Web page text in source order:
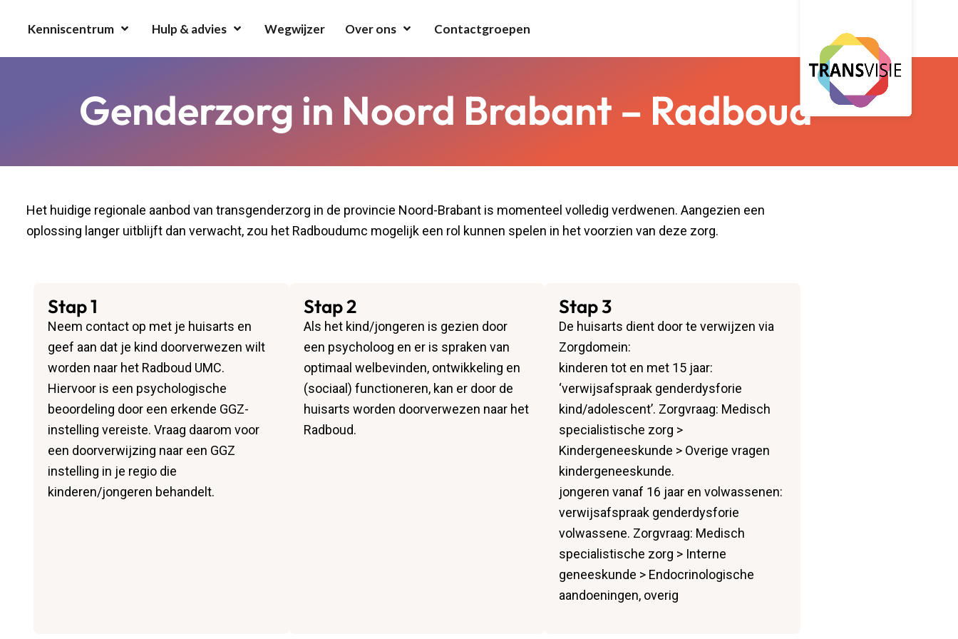
Kenniscentrum Hulp & advies Wegwijzer Over ons Contactgroepen
Genderzorg in Noord Brabant – Radboud
Het huidige regionale aanbod van transgenderzorg in de provincie Noord-Brabant is momenteel volledig verdwenen. Aangezien een
oplossing langer uitblijft dan verwacht, zou het Radboudumc mogelijk een rol kunnen spelen in het voorzien van deze zorg.
Stap 1
Neem contact op met je huisarts en
geef aan dat je kind doorverwezen wilt
worden naar het Radboud UMC.
Hiervoor is een psychologische
beoordeling door een erkende GGZ-
instelling vereiste. Vraag daarom voor
een doorverwijzing naar een GGZ
instelling in je regio die
kinderen/jongeren behandelt.
Stap 2
Als het kind/jongeren is gezien door
een psycholoog en er is spraken van
optimaal welbevinden, ontwikkeling en
(sociaal) functioneren, kan er door de
huisarts worden doorverwezen naar het
Radboud.
Stap 3
De huisarts dient door te verwijzen via
Zorgdomein:
kinderen tot en met 15 jaar:
‘verwijsafspraak genderdysforie
kind/adolescent’. Zorgvraag: Medisch
specialistische zorg >
Kindergeneeskunde > Overige vragen
kindergeneeskunde.
jongeren vanaf 16 jaar en volwassenen:
verwijsafspraak genderdysforie
volwassene. Zorgvraag: Medisch
specialistische zorg > Interne
geneeskunde > Endocrinologische
aandoeningen, overig